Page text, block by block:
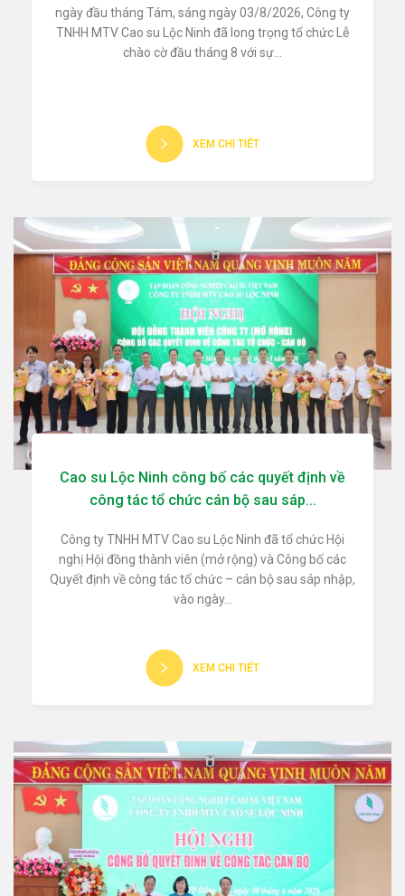
ngày đầu tháng Tám, sáng ngày 03/8/2026, Công ty
TNHH MTV Cao su Lộc Ninh đã long trọng tổ chức Lễ
chào cờ đầu tháng 8 với sự...
XEM CHI TIẾT
Cao su Lộc Ninh công bố các quyết định về
công tác tổ chức cán bộ sau sáp...
Công ty TNHH MTV Cao su Lộc Ninh đã tổ chức Hội
nghị Hội đồng thành viên (mở rộng) và Công bố các
Quyết định về công tác tổ chức – cán bộ sau sáp nhập,
vào ngày...
XEM CHI TIẾT